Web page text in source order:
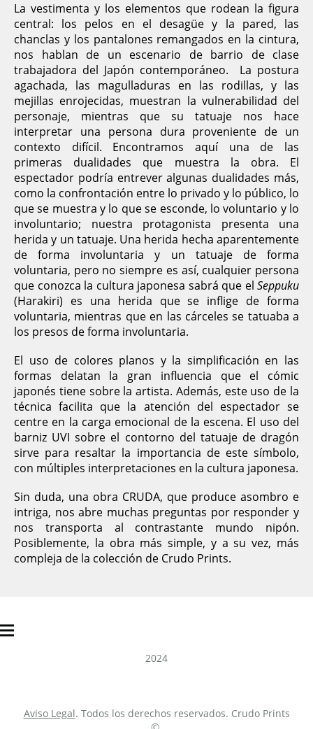
La vestimenta y los elementos que rodean la figura
central: los pelos en el desagüe y la pared, las
chanclas y los pantalones remangados en la cintura,
nos hablan de un escenario de barrio de clase
trabajadora del Japón contemporáneo. La postura
agachada, las magulladuras en las rodillas, y las
mejillas enrojecidas, muestran la vulnerabilidad del
personaje, mientras que su tatuaje nos hace
interpretar una persona dura proveniente de un
contexto difícil. Encontramos aquí una de las
primeras dualidades que muestra la obra. El
espectador podría entrever algunas dualidades más,
como la confrontación entre lo privado y lo público, lo
que se muestra y lo que se esconde, lo voluntario y lo
involuntario; nuestra protagonista presenta una
herida y un tatuaje. Una herida hecha aparentemente
de forma involuntaria y un tatuaje de forma
voluntaria, pero no siempre es así, cualquier persona
que conozca la cultura japonesa sabrá que el Seppuku
(Harakiri) es una herida que se inflige de forma
voluntaria, mientras que en las cárceles se tatuaba a
los presos de forma involuntaria.
El uso de colores planos y la simplificación en las
formas delatan la gran influencia que el cómic
japonés tiene sobre la artista. Además, este uso de la
técnica facilita que la atención del espectador se
centre en la carga emocional de la escena. El uso del
barniz UVI sobre el contorno del tatuaje de dragón
sirve para resaltar la importancia de este símbolo,
con múltiples interpretaciones en la cultura japonesa.
Sin duda, una obra CRUDA, que produce asombro e
intriga, nos abre muchas preguntas por responder y
nos transporta al contrastante mundo nipón.
Posiblemente, la obra más simple, y a su vez, más
compleja de la colección de Crudo Prints.
2024
Aviso Legal. Todos los derechos reservados. Crudo Prints